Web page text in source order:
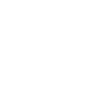
Big data-analyse